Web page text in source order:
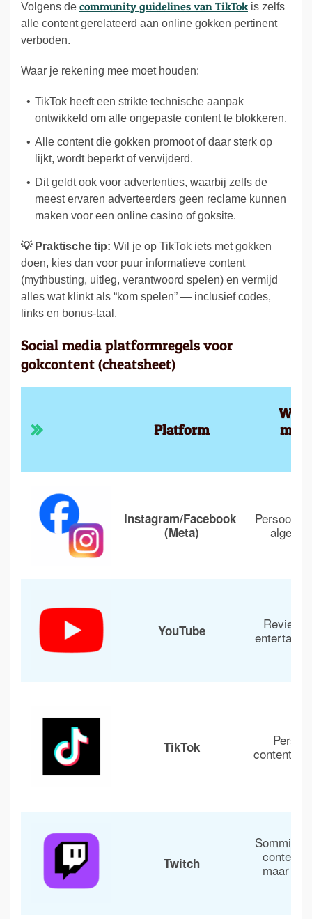
Volgens de community guidelines van TikTok is zelfs
alle content gerelateerd aan online gokken pertinent
verboden.
Waar je rekening mee moet houden:
TikTok heeft een strikte technische aanpak
ontwikkeld om alle ongepaste content te blokkeren.
Alle content die gokken promoot of daar sterk op
lijkt, wordt beperkt of verwijderd.
Dit geldt ook voor advertenties, waarbij zelfs de
meest ervaren adverteerders geen reclame kunnen
maken voor een online casino of goksite.
💡 Praktische tip: Wil je op TikTok iets met gokken
doen, kies dan voor puur informatieve content
(mythbusting, uitleg, verantwoord spelen) en vermijd
alles wat klinkt als “kom spelen” — inclusief codes,
links en bonus-taal.
Social media platformregels voor
gokcontent (cheatsheet)
Platform
Wat
Instagram/Facebook
(Meta)
YouTube
TikTok
content
Twitch
Sommige
content
maar